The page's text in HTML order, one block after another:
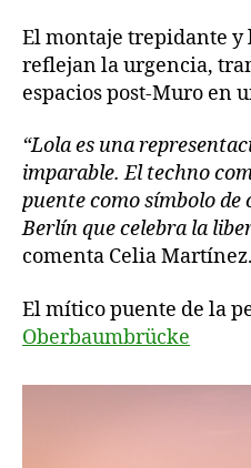
El montaje trepidante y
reflejan la urgencia,
espacios post-Muro en
“Lola es una
imparable. El techno
puente como símbolo
Berlín que celebra la
comenta Celia Martínez.
El mítico puente de la
Oberbaumbrücke